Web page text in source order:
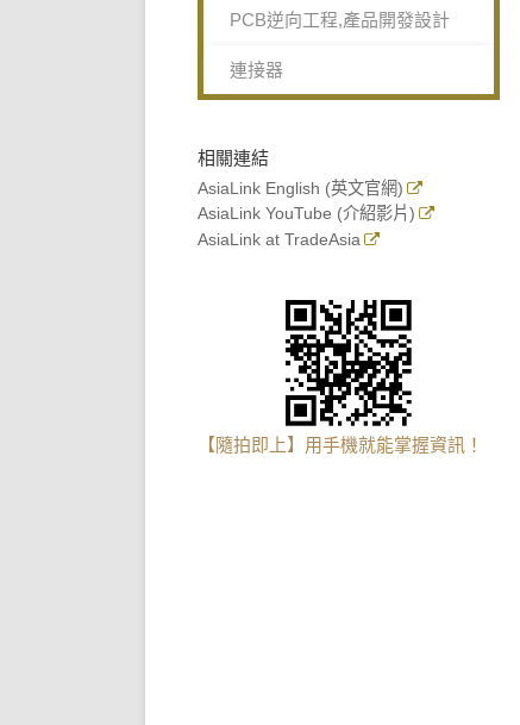
PCB逆向工程,產品開發設計
連接器
相關連結
AsiaLink English (英文官網)
AsiaLink YouTube (介紹影片)
AsiaLink at TradeAsia
【隨拍即上】用手機就能掌握資訊！